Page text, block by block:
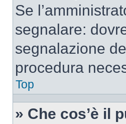
Se
segnalare:
segnalazione
procedura
Top
» Che cos’è il